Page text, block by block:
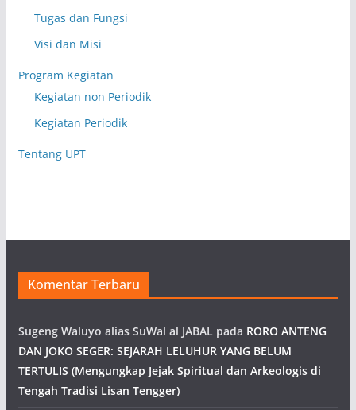
Tugas dan Fungsi
Visi dan Misi
Program Kegiatan
Kegiatan non Periodik
Kegiatan Periodik
Tentang UPT
Komentar Terbaru
Sugeng Waluyo alias SuWal al JABAL pada RORO ANTENG
DAN JOKO SEGER: SEJARAH LELUHUR YANG BELUM
TERTULIS (Mengungkap Jejak Spiritual dan Arkeologis di
Tengah Tradisi Lisan Tengger)